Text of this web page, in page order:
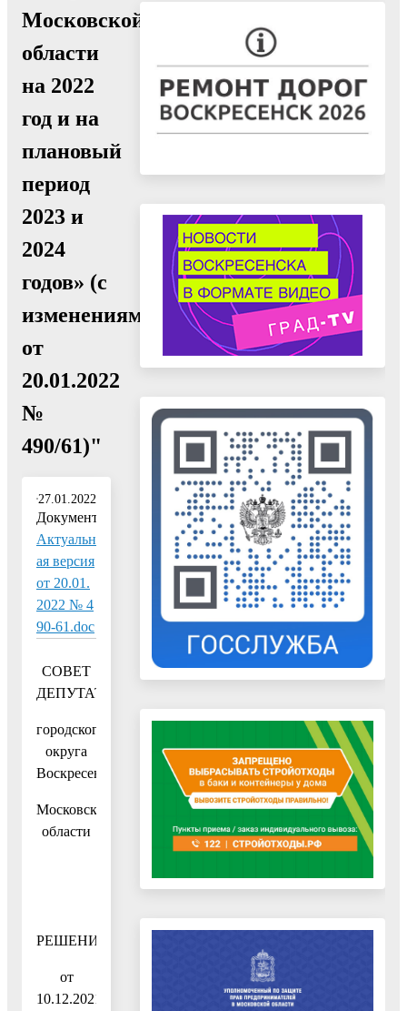
Московской
области
на 2022
год и на
плановый
период
2023 и
2024
годов» (с
изменениями
от
20.01.2022
№
490/61)"
27.01.2022
Документ:
Актуальн
ая версия
от 20.01.
2022 № 4
90-61.doc
СОВЕТ
ДЕПУТАТОВ
городского
округа
Воскресенск
Московской
области
РЕШЕНИЕ
от
10.12.2021